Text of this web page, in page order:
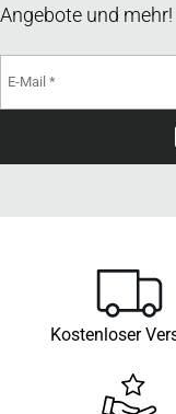
Angebote und mehr!
Kostenloser